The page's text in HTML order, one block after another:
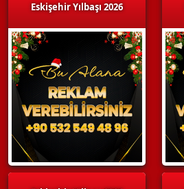
Eskişehir Yılbaşı 2026